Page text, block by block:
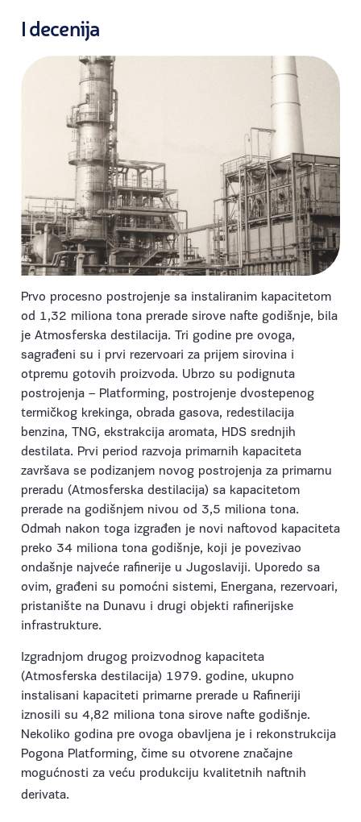
I decenija
Prvo procesno postrojenje sa instaliranim kapacitetom
od 1,32 miliona tona prerade sirove nafte godišnje, bila
je Atmosferska destilacija. Tri godine pre ovoga,
sagrađeni su i prvi rezervoari za prijem sirovina i
otpremu gotovih proizvoda. Ubrzo su podignuta
postrojenja – Platforming, postrojenje dvostepenog
termičkog krekinga, obrada gasova, redestilacija
benzina, TNG, ekstrakcija aromata, HDS srednjih
destilata. Prvi period razvoja primarnih kapaciteta
završava se podizanjem novog postrojenja za primarnu
preradu (Atmosferska destilacija) sa kapacitetom
prerade na godišnjem nivou od 3,5 miliona tona.
Odmah nakon toga izgrađen je novi naftovod kapaciteta
preko 34 miliona tona godišnje, koji je povezivao
ondašnje najveće rafinerije u Jugoslaviji. Uporedo sa
ovim, građeni su pomoćni sistemi, Energana, rezervoari,
pristanište na Dunavu i drugi objekti rafinerijske
infrastrukture.
Izgradnjom drugog proizvodnog kapaciteta
(Atmosferska destilacija) 1979. godine, ukupno
instalisani kapaciteti primarne prerade u Rafineriji
iznosili su 4,82 miliona tona sirove nafte godišnje.
Nekoliko godina pre ovoga obavljena je i rekonstrukcija
Pogona Platforming, čime su otvorene značajne
mogućnosti za veću produkciju kvalitetnih naftnih
derivata.